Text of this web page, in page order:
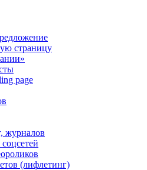
страницу
page
журналов
(лифлетинг)